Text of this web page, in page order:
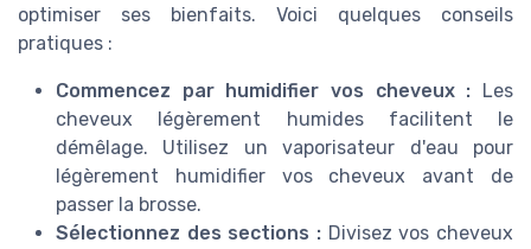
optimiser ses bienfaits. Voici quelques conseils
pratiques :
Commencez par humidifier vos cheveux : Les
cheveux légèrement humides facilitent le
démêlage. Utilisez un vaporisateur d'eau pour
légèrement humidifier vos cheveux avant de
passer la brosse.
Sélectionnez des sections : Divisez vos cheveux